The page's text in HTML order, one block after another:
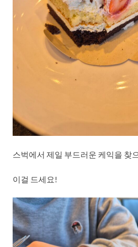
스벅에서 제일 부드러운 케익을 찾
이걸 드세요!